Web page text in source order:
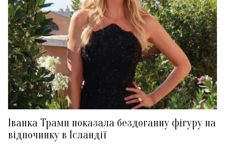
Іванка Трамп показала бездоганну фігуру на
відпочинку в Ісландії